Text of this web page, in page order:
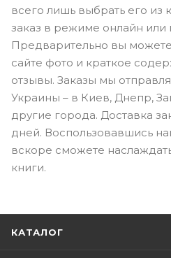
всего лишь выбрать его из
заказ в режиме онлайн или
Предварительно вы
сайте фото и краткое
отзывы. Заказы мы
Украины – в Киев, Днепр,
другие города. Доставка
дней. Воспользовавшись
вскоре сможете
книги.
КАТАЛОГ